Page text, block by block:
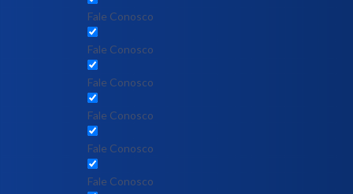
Fale Conosco
Fale Conosco
Fale Conosco
Fale Conosco
Fale Conosco
Fale Conosco